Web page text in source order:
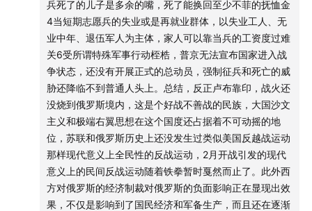
壕导致急性辐射中毒，还有士兵偷拿切尔诺贝利的高辐射样
本寄回家。
4布查屠杀和随后东乌俄军对平民区的滥用火力无差别攻击确
实是两国关系的转折点，据华盛顿邮报《基辅冒险》这篇报
道中，泽连斯基甚至在俄军从基辅撤退时都还对和谈抱有一
丝幻想，但是他去了布查以后也被震撼到了，对俄的态度也
趋于强硬。另外也据消息，制造布查惨案的远东64近卫摩步
旅貌似在尼古拉耶夫战场被消灭了。
5赫尔松地区因为地区领导人通俄导致迅速陷落，这也是当地
游击活动频繁的主要原因，我见到最早的抵抗组织记录是三
月初一起ied爆炸事件，炸死了一名俄军随军牧师
以上补充的信息希望对本期节目的听友有所帮助
兵死了的儿子是多余的嘴，死了能换回至少不菲的抚恤金
4当短期志愿兵的失业或是再就业群体，以失业工人、无
业中年、退伍军人为主体，家人可以靠当兵的工资度过难
关6受所谓特殊军事行动桎梏，普京无法宣布国家进入战
争状态，还没有开展正式的总动员，强制征兵和死亡的威
胁还降临不到普通人头上。总结，反正卢布靠印，战火还
没烧到俄罗斯境内，这是个好战不善战的民族，大国沙文
主义和极端右翼思想在这个国度还占据着不可动摇的地
位，苏联和俄罗斯历史上还没发生过类似美国反越战运动
那样现代意义上全民性的反战运动，2月开战引发的现代
意义上的民间反战运动随着铁拳暂时戛然而止了。此外西
方对俄罗斯的经济制裁对俄罗斯的负面影响正在显现出效
果，不仅是影响到了国民经济和军备生产，而且还在逐渐